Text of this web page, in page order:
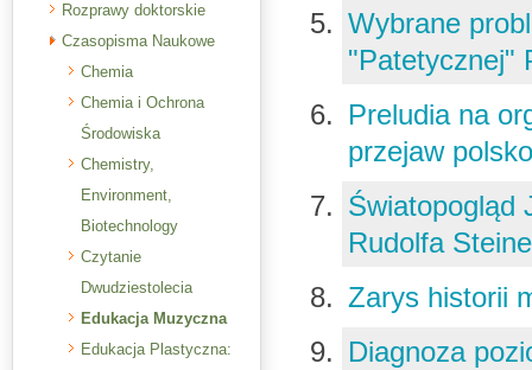
Rozprawy doktorskie
Czasopisma Naukowe
Chemia
Chemia i Ochrona
Środowiska
Chemistry,
Environment,
Biotechnology
Czytanie
Dwudziestolecia
Edukacja Muzyczna
Edukacja Plastyczna:
Wybrane
"Patetycznej"
Preludia na
przejaw
Światopogląd
Rudolfa
Zarys historii
Diagnoza